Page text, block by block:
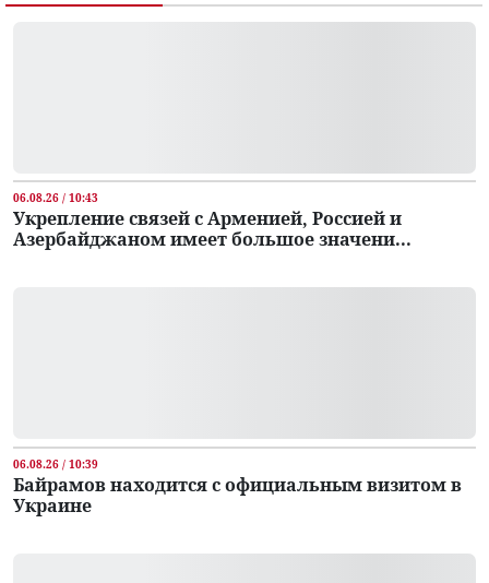
06.08.26 / 10:43
Укрепление связей с Арменией, Россией и
Азербайджаном имеет большое значени...
06.08.26 / 10:39
Байрамов находится с официальным визитом в
Украине